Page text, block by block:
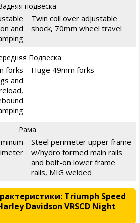
подвеска
and
Twin coil over adjustable
shock, 70mm wheel travel
Подвеска
forks
and
Huge 49mm forks
Рама
Steel perimeter upper frame
w/hydro formed main rails
and bolt-on lower frame
rails, MIG welded
Triumph Speed
Davidson VRSCD Night